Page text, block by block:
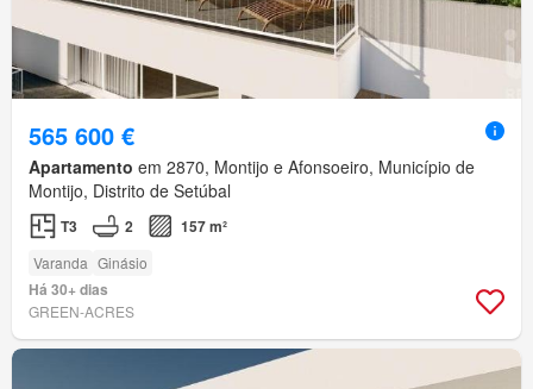
565 600 €
Apartamento em 2870, Montijo e Afonsoeiro, Município de
Montijo, Distrito de Setúbal
T3 2 157 m²
Varanda Ginásio
Há 30+ dias
GREEN-ACRES